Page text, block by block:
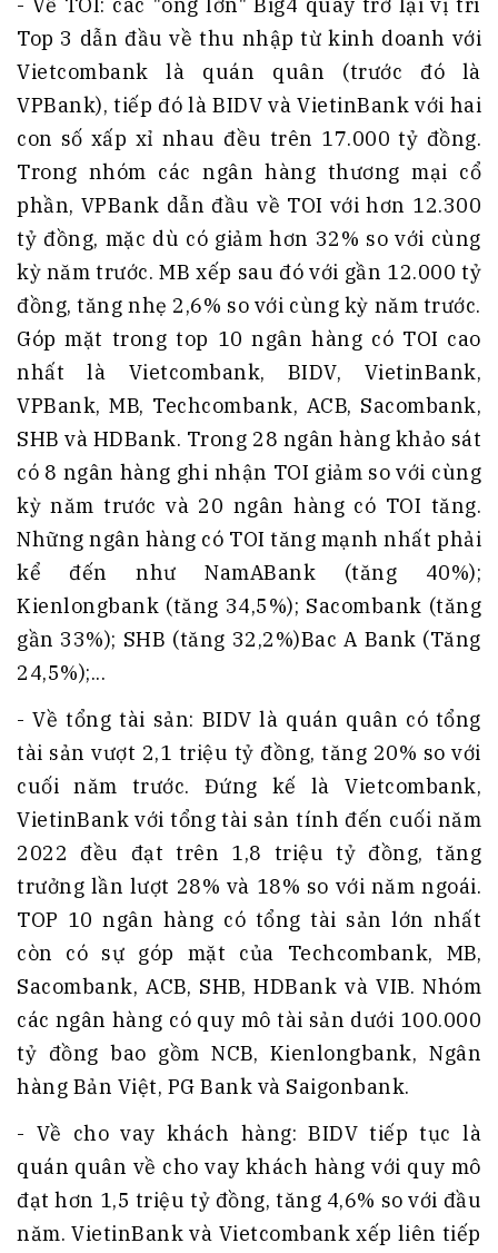
- Về TOI: các "ông lớn" Big4 quay trở lại vị trí
Top 3 dẫn đầu về thu nhập từ kinh doanh với
Vietcombank là quán quân (trước đó là
VPBank), tiếp đó là BIDV và VietinBank với hai
con số xấp xỉ nhau đều trên 17.000 tỷ đồng.
Trong nhóm các ngân hàng thương mại cổ
phần, VPBank dẫn đầu về TOI với hơn 12.300
tỷ đồng, mặc dù có giảm hơn 32% so với cùng
kỳ năm trước. MB xếp sau đó với gần 12.000 tỷ
đồng, tăng nhẹ 2,6% so với cùng kỳ năm trước.
Góp mặt trong top 10 ngân hàng có TOI cao
nhất là Vietcombank, BIDV, VietinBank,
VPBank, MB, Techcombank, ACB, Sacombank,
SHB và HDBank. Trong 28 ngân hàng khảo sát
có 8 ngân hàng ghi nhận TOI giảm so với cùng
kỳ năm trước và 20 ngân hàng có TOI tăng.
Những ngân hàng có TOI tăng mạnh nhất phải
kể đến như NamABank (tăng 40%);
Kienlongbank (tăng 34,5%); Sacombank (tăng
gần 33%); SHB (tăng 32,2%)Bac A Bank (Tăng
24,5%);...
- Về tổng tài sản: BIDV là quán quân có tổng
tài sản vượt 2,1 triệu tỷ đồng, tăng 20% so với
cuối năm trước. Đứng kế là Vietcombank,
VietinBank với tổng tài sản tính đến cuối năm
2022 đều đạt trên 1,8 triệu tỷ đồng, tăng
trưởng lần lượt 28% và 18% so với năm ngoái.
TOP 10 ngân hàng có tổng tài sản lớn nhất
còn có sự góp mặt của Techcombank, MB,
Sacombank, ACB, SHB, HDBank và VIB. Nhóm
các ngân hàng có quy mô tài sản dưới 100.000
tỷ đồng bao gồm NCB, Kienlongbank, Ngân
hàng Bản Việt, PG Bank và Saigonbank.
- Về cho vay khách hàng: BIDV tiếp tục là
quán quân về cho vay khách hàng với quy mô
đạt hơn 1,5 triệu tỷ đồng, tăng 4,6% so với đầu
năm. VietinBank và Vietcombank xếp liên tiếp